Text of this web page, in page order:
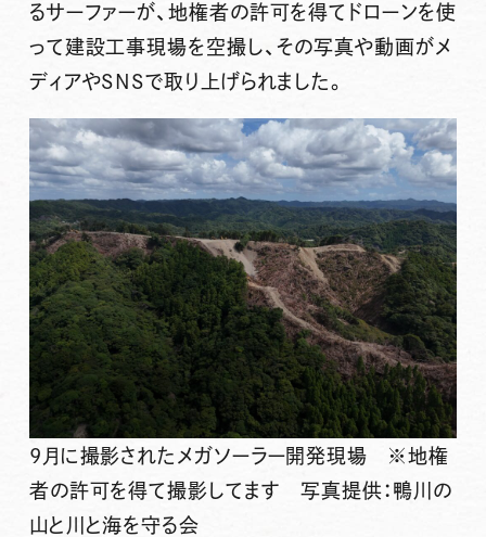
るサーファーが、地権者の許可を得てドローンを使
って建設工事現場を空撮し、その写真や動画がメ
ディアやSNSで取り上げられました。
9月に撮影されたメガソーラー開発現場 ※地権
者の許可を得て撮影してます 写真提供：鴨川の
山と川と海を守る会